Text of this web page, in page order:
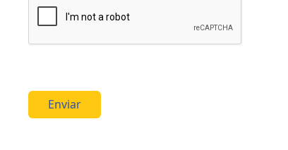
Enviar